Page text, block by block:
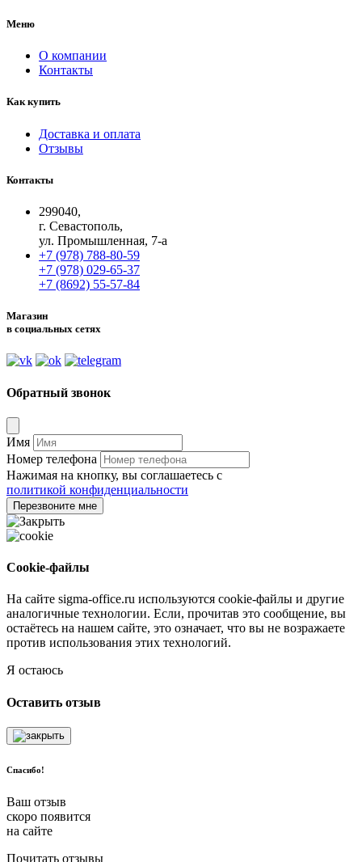
Меню
О компании
Контакты
Как купить
Доставка и оплата
Отзывы
Контакты
299040,
г. Севастополь,
ул. Промышленная, 7-а
+7 (978) 788-80-59
+7 (978) 029-65-37
+7 (8692) 55-57-84
Магазин
в социальных сетях
Обратный звонок
Имя
Номер телефона
Нажимая на кнопку, вы соглашаетесь с
политикой конфиденциальности
Перезвоните мне
Cookie-файлы
На сайте sigma-office.ru используются cookie-файлы и другие
аналогичные технологии. Если, прочитав это сообщение, вы
остаётесь на нашем сайте, это означает, что вы не возражаете
против использования этих технологий.
Я остаюсь
Оставить отзыв
Спасибо!
Ваш отзыв
скоро появится
на сайте
Почитать отзывы